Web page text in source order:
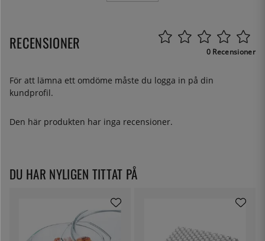
RECENSIONER 0 Recensioner
För att lämna ett omdöme måste du logga in på din
kundprofil.
Den här produkten har inga recensioner.
DU HAR NYLIGEN TITTAT PÅ